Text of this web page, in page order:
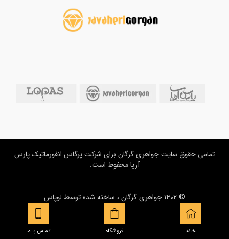
تمامی حقوق سایت جواهری گرگان برای شرکت پرگاس انفورماتیک پارس
آریا محفوط است.
© ۱۴۰۲ جواهری گرگان ، ساخته شده توسط لوپاس
خانه فروشگاه تماس با ما